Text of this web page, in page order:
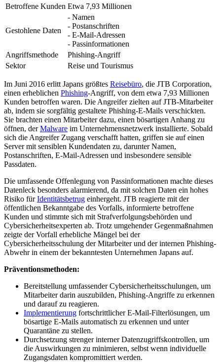
Betroffene Kunden Etwa 7,93 Millionen
Gestohlene Daten
- Namen
- Postanschriften
- E-Mail-Adressen
- Passinformationen
Angriffsmethode
Phishing-Angriff
Sektor
Reise und Tourismus
Im Juni 2016 erlitt Japans größtes Reisebüro, die JTB Corporation,
einen erheblichen Phishing-Angriff, von dem etwa 7,93 Millionen
Kunden betroffen waren. Die Angreifer zielten auf JTB-Mitarbeiter
ab, indem sie sorgfältig gestaltete Phishing-E-Mails verschickten.
Sie brachten einen Mitarbeiter dazu, einen bösartigen Anhang zu
öffnen, derMalware im Unternehmensnetzwerk installierte. Sobald
sich die Angreifer Zugang verschafft hatten, griffen sie auf einen
Server mit sensiblen Kundendaten zu, darunter Namen,
Postanschriften, E-Mail-Adressen und insbesondere sensible
Passdaten.
Die umfassende Offenlegung von Passinformationen machte dieses
Datenleck besonders alarmierend, da mit solchen Daten ein hohes
Risiko fürIdentitätsbetrug einhergeht. JTB reagierte mit der
öffentlichen Bekanntgabe des Vorfalls, informierte betroffene
Kunden und stimmte sich mit Strafverfolgungsbehörden und
Cybersicherheitsexperten ab. Trotz umgehender Gegenmaßnahmen
zeigte der Vorfall erhebliche Mängel bei der
Cybersicherheitsschulung der Mitarbeiter und der internen Phishing-
Abwehr in einem der bekanntesten Unternehmen Japans auf.
Präventionsmethoden:
Bereitstellung umfassender Cybersicherheitsschulungen, um
Mitarbeiter darin auszubilden, Phishing-Angriffe zu erkennen
und darauf zu reagieren.
Implementierung fortschrittlicher E-Mail-Filterlösungen, um
bösartige E-Mails automatisch zu erkennen und unter
Quarantäne zu stellen.
Durchsetzung strenger interner Datenzugriffskontrollen, um
die Auswirkungen zu minimieren, selbst wenn individuelle
Zugangsdaten kompromittiert werden.